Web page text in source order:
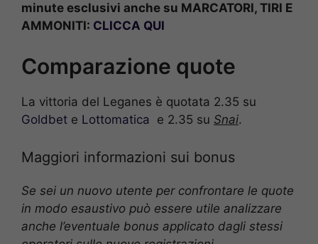
minute esclusivi anche su MARCATORI, TIRI E
AMMONITI: CLICCA QUI
Comparazione quote
La vittoria del Leganes è quotata 2.35 su
Goldbet e Lottomatica e 2.35 su Snai.
Maggiori informazioni sui bonus
Se sei un nuovo utente per confrontare le quote
in modo esaustivo può essere utile analizzare
anche l’eventuale bonus applicato dagli stessi